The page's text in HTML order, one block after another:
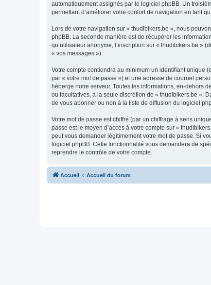
automatiquement assignés par le logiciel phpBB. Un
permettant d’améliorer votre confort de navigation en tant
Lors de votre navigation sur « thudibikers.be », nous
phpBB. La seconde manière est de récupérer les
qu’utilisateur anonyme, l’inscription sur « thudibikers.be »
« vos messages »).
Votre compte contiendra au minimum un identifiant unique
par « votre mot de passe ») et une adresse de courriel
héberge notre serveur. Toutes les informations, en-dehors
ou facultatives, à la seule discrétion de « thudibikers.be ».
de vous abonner ou non à la liste de diffusion du logiciel
Votre mot de passe est chiffré (par un chiffrage à sens
passe est le moyen d’accès à votre compte sur «
peut vous demander légitimement votre mot de passe. Si
logiciel phpBB. Cette fonctionnalité vous demandera de
reprendre le contrôle de votre compte.
Accueil Accueil du forum